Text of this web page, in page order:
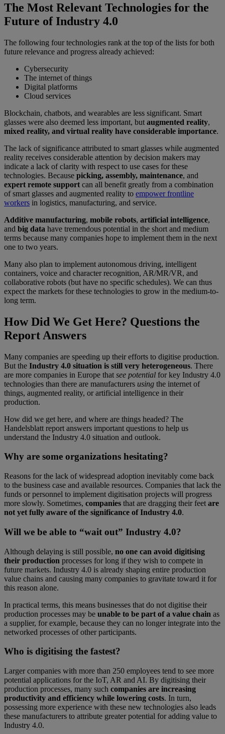
The Most Relevant Technologies for the
Future of Industry 4.0
The following four technologies rank at the top of the lists for both
future relevance and progress already achieved:
Cybersecurity
The internet of things
Digital platforms
Cloud services
Blockchain, chatbots, and wearables are less significant. Smart
glasses were also deemed less important, but augmented reality,
mixed reality, and virtual reality have considerable importance.
The lack of significance attributed to smart glasses while augmented
reality receives considerable attention by decision makers may
indicate a lack of clarity with respect to use cases for these
technologies. Because picking, assembly, maintenance, and
expert remote support can all benefit greatly from a combination
of smart glasses and augmented reality to empower frontline
workers in logistics, manufacturing, and service.
Additive manufacturing, mobile robots, artificial intelligence,
and big data have tremendous potential in the short and medium
terms because many companies hope to implement them in the next
one to two years.
Many also plan to implement autonomous driving, intelligent
containers, voice and character recognition, AR/MR/VR, and
collaborative robots (but have no specific schedules). We can thus
expect the markets for these technologies to grow in the medium-to-
long term.
How Did We Get Here? Questions the
Report Answers
Many companies are speeding up their efforts to digitise production.
But the Industry 4.0 situation is still very heterogeneous. There
are more companies in Europe that see potential for key Industry 4.0
technologies than there are manufacturers using the internet of
things, augmented reality, or artificial intelligence in their
production.
How did we get here, and where are things headed? The
Handelsblatt report answers important questions to help us
understand the Industry 4.0 situation and outlook.
Why are some organizations hesitating?
Reasons for the lack of widespread adoption inevitably come back
to the business case and available resources. Companies that lack the
funds or personnel to implement digitisation projects will progress
more slowly. Sometimes, companies that are dragging their feet are
not yet fully aware of the significance of Industry 4.0.
Will we be able to “wait out” Industry 4.0?
Although delaying is still possible, no one can avoid digitising
their production processes for long if they wish to compete in
future markets. Industry 4.0 is already shaping entire production
value chains and causing many companies to gravitate toward it for
this reason alone.
In practical terms, this means businesses that do not digitise their
production processes may be unable to be part of a value chain as
a supplier, for example, because they can no longer integrate into the
networked processes of other participants.
Who is digitising the fastest?
Larger companies with more than 250 employees tend to see more
potential applications for the IoT, AR and AI. By digitising their
production processes, many such companies are increasing
productivity and efficiency while lowering costs. In turn,
possessing more experience with these new technologies also leads
these manufacturers to attribute greater potential for adding value to
Industry 4.0.